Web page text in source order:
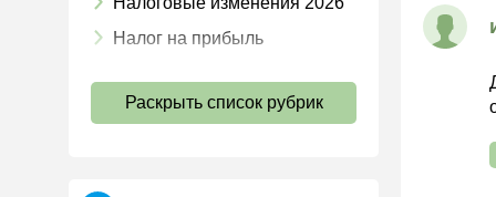
Налог на прибыль
Страховые взносы 2026
Раскрыть список рубрик